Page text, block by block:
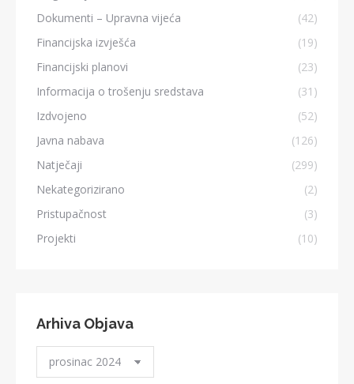
Dokumenti – Upravna vijeća
(42)
Financijska izvješća
(19)
Financijski planovi
(23)
Informacija o trošenju sredstava
(31)
Izdvojeno
(52)
Javna nabava
(126)
Natječaji
(299)
Nekategorizirano
(2)
Pristupačnost
(3)
Projekti
(10)
Arhiva Objava
Objava